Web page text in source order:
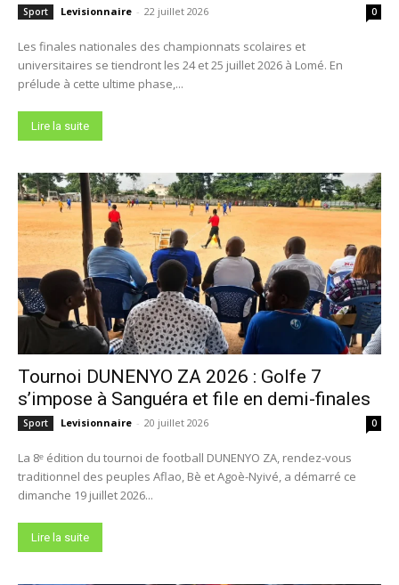
Sport Levisionnaire - 22 juillet 2026 0
Les finales nationales des championnats scolaires et
universitaires se tiendront les 24 et 25 juillet 2026 à Lomé. En
prélude à cette ultime phase,...
Lire la suite
Tournoi DUNENYO ZA 2026 : Golfe 7
s’impose à Sanguéra et file en demi-finales
Sport Levisionnaire - 20 juillet 2026 0
La 8ᵉ édition du tournoi de football DUNENYO ZA, rendez-vous
traditionnel des peuples Aflao, Bè et Agoè-Nyivé, a démarré ce
dimanche 19 juillet 2026...
Lire la suite